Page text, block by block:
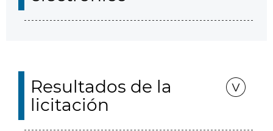
Resultados de la
licitación